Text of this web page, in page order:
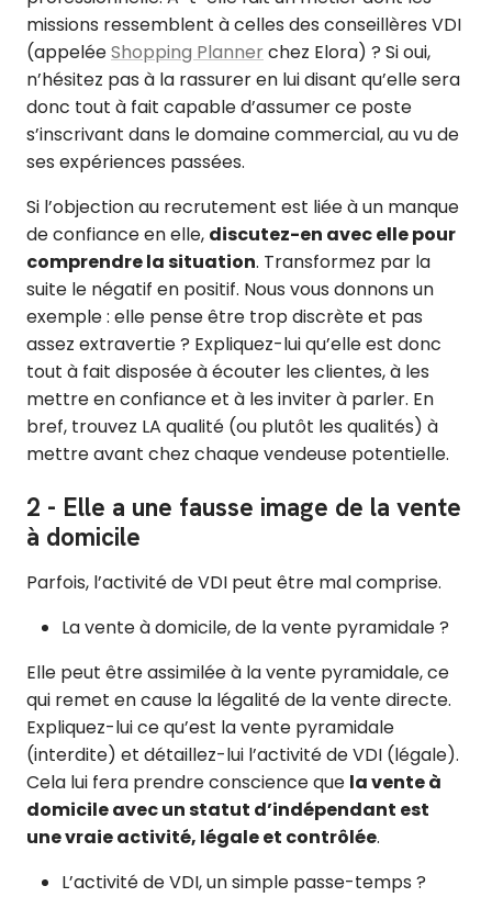
missions ressemblent à celles des conseillères VDI
(appeléeShopping Plannerchez Elora) ? Si oui,
n’hésitez pas à la rassurer en lui disant qu’elle sera
donc tout à fait capable d’assumer ce poste
s’inscrivant dans le domaine commercial, au vu de
ses expériences passées.
Si l’objection au recrutement est liée à un manque
de confiance en elle, discutez-en avec elle pour
comprendre la situation. Transformez par la
suite le négatif en positif. Nous vous donnons un
exemple : elle pense être trop discrète et pas
assez extravertie ? Expliquez-lui qu’elle est donc
tout à fait disposée à écouter les clientes, à les
mettre en confiance et à les inviter à parler. En
bref, trouvez LA qualité (ou plutôt les qualités) à
mettre avant chez chaque vendeuse potentielle.
2 - Elle a une fausse image de la vente
à domicile
Parfois, l’activité de VDI peut être mal comprise.
La vente à domicile, de la vente pyramidale ?
Elle peut être assimilée à la vente pyramidale, ce
qui remet en cause la légalité de la vente directe.
Expliquez-lui ce qu’est la vente pyramidale
(interdite) et détaillez-lui l’activité de VDI (légale).
Cela lui fera prendre conscience que la vente à
domicile avec un statut d’indépendant est
une vraie activité, légale et contrôlée.
L’activité de VDI, un simple passe-temps ?